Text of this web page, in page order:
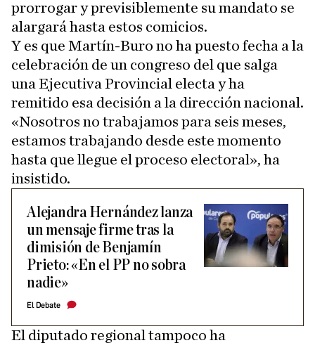
prorrogar y previsiblemente su mandato se
alargará hasta estos comicios.
Y es que Martín-Buro no ha puesto fecha a la
celebración de un congreso del que salga
una Ejecutiva Provincial electa y ha
remitido esa decisión a la dirección nacional.
«Nosotros no trabajamos para seis meses,
estamos trabajando desde este momento
hasta que llegue el proceso electoral», ha
insistido.
Alejandra Hernández lanza
un mensaje firme tras la
dimisión de Benjamín
Prieto: «En el PP no sobra
nadie»
El Debate
El diputado regional tampoco ha